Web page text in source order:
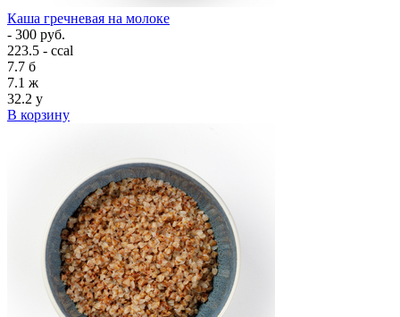
Каша гречневая на молоке
- 300 руб.
223.5 - ccal
7.7 б
7.1 ж
32.2 у
В корзину